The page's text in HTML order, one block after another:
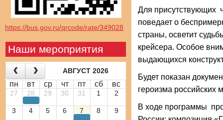
https://bus.gov.ru/qrcode/rate/349028
Наши мероприятия
АВГУСТ 2026
пн вт ср чт пт сб вс
27 28 29 30 31 1 2
3 4 5 6 7 8 9
Для присутствующих
поведает о
страны, осветит
крейсера. Особое
выдающихся
Будет показан
героизма российских
В ходе программы